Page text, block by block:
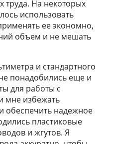
труда. На некоторых
использовать
ее экономно,
объем и не мешать
и стандартного
понадобились еще и
для работы с
мне избежать
обеспечить надежное
пластиковые
и жгутов. Я